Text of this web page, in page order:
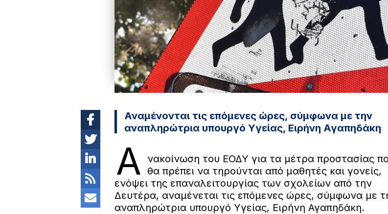
Αναμένονται τις επόμενες ώρες, σύμφωνα με την
αναπληρώτρια υπουργό Υγείας, Ειρήνη Αγαπηδάκη
Α
νακοίνωση του ΕΟΔΥ για τα μέτρα προστασίας
θα πρέπει να τηρούνται από μαθητές και γονείς,
ενόψει της επαναλειτουργίας των σχολείων από την
Δευτέρα, αναμένεται τις επόμενες ώρες, σύμφωνα με
αναπληρώτρια υπουργό Υγείας, Ειρήνη Αγαπηδάκη.